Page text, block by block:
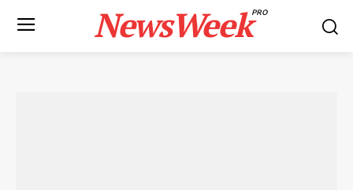
NewsWeekPRO